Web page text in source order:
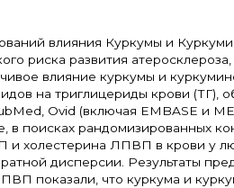
влияния Куркумы и
риска развития
влияние куркумы и
на триглицериды крови
Ovid (включая EMBASE и
в поисках рандомизированных
холестерина ЛПВП в крови у
дисперсии. Результаты
что куркума и